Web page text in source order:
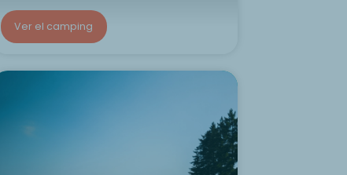
Ver el camping